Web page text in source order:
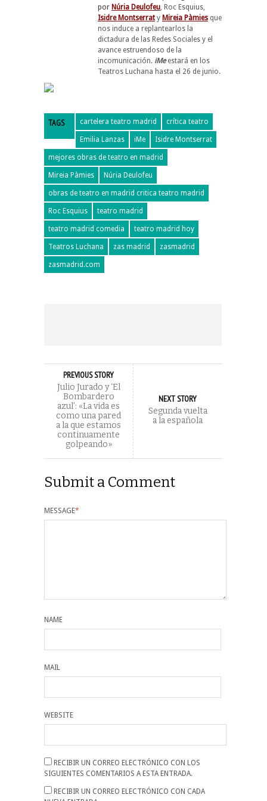
por Núria Deulofeu , Roc Esquius,
Isidre Montserrat y Mireia Pàmies que
nos induce a replantearlos la
dictadura de las Redes Sociales y el
avance estruendoso de la
incomunicación. iMeestará en los
Teatros Luchana hasta el 26 de junio.
TAGS cartelera teatro madrid crítica teatro
Emilia Lanzas iMe Isidre Montserrat
mejores obras de teatro en madrid
Mireia Pàmies Núria Deulofeu
obras de teatro en madrid critica teatro madrid
Roc Esquius teatro madrid
teatro madrid comedia teatro madrid hoy
Teatros Luchana zas madrid zasmadrid
zasmadrid.com
PREVIOUS STORY
Julio Jurado y ‘El
Bombardero
azul’: «La vida es
como una pared
a la que estamos
continuamente
golpeando»
NEXT STORY
Segunda vuelta
a la española
Submit a Comment
MESSAGE*
NAME
MAIL
WEBSITE
RECIBIR UN CORREO ELECTRÓNICO CON LOS
SIGUIENTES COMENTARIOS A ESTA ENTRADA.
RECIBIR UN CORREO ELECTRÓNICO CON CADA